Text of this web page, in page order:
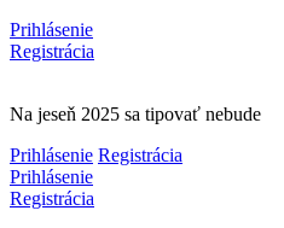
Prihlásenie
Registrácia
Na jeseň 2025 sa tipovať nebude
Prihlásenie Registrácia
Prihlásenie
Registrácia